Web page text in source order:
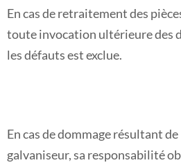
En cas de retraitement des
toute invocation ultérieure des
les défauts est exclue.
En cas de dommage résultant
galvaniseur, sa responsabilité